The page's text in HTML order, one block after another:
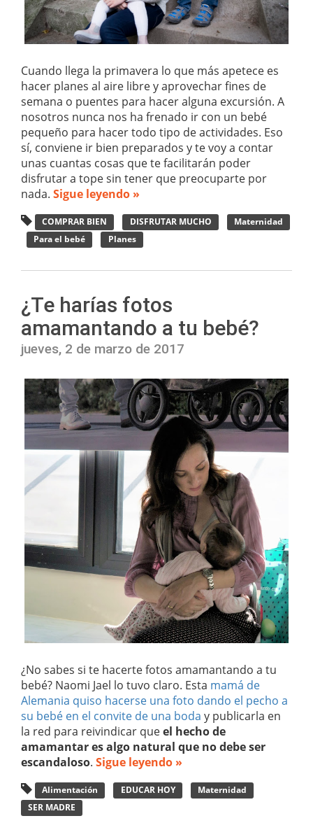
Cuando llega la primavera lo que más apetece es
hacer planes al aire libre y aprovechar fines de
semana o puentes para hacer alguna excursión. A
nosotros nunca nos ha frenado ir con un bebé
pequeño para hacer todo tipo de actividades. Eso
sí, conviene ir bien preparados y te voy a contar
unas cuantas cosas que te facilitarán poder
disfrutar a tope sin tener que preocuparte por
nada. Sigue leyendo »
COMPRAR BIEN DISFRUTAR MUCHO
Maternidad
Para el bebé
Planes
¿Te harías fotos
amamantando a tu bebé?
jueves, 2 de marzo de 2017
¿No sabes si te hacerte fotos amamantando a tu
bebé? Naomi Jael lo tuvo claro. Esta mamá de
Alemania quiso hacerse una foto dando el pecho a
su bebé en el convite de una boda y publicarla en
la red para reivindicar queel hecho de
amamantar es algo natural que no debe ser
escandaloso. Sigue leyendo »
Alimentación EDUCAR HOY
Maternidad
SER MADRE